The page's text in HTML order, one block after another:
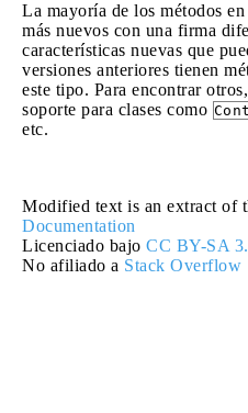
La mayoría de los métodos
más nuevos con una firma
características nuevas que
versiones anteriores tienen
este tipo. Para encontrar
soporte para clases como
etc.
Modified text is an extract of
Documentation
Licenciado bajo CC BY-SA
No afiliado a Stack Overflow